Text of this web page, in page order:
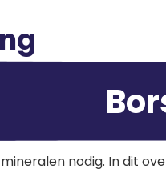
nodig. In dit